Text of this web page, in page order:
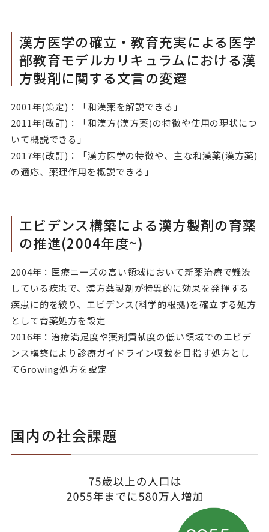
漢方医学の確立・教育充実による医学
部教育モデルカリキュラムにおける漢
方製剤に関する文言の変遷
2001年(策定)：「和漢薬を解説できる」
2011年(改訂)：「和漢方(漢方薬)の特徴や使用の現状につ
いて概説できる」
2017年(改訂)：「漢方医学の特徴や、主な和漢薬(漢方薬)
の適応、薬理作用を概説できる」
エビデンス構築による漢方製剤の育薬
の推進(2004年度~)
2004年：医療ニーズの高い領域において新薬治療で難渋
している疾患で、漢方薬製剤が特異的に効果を発揮する
疾患に的を絞り、エビデンス(科学的根拠)を確立する処方
として育薬処方を設定
2016年：治療満足度や薬剤貢献度の低い領域でのエビデ
ンス構築により診療ガイドライン収載を目指す処方とし
てGrowing処方を設定
国内の社会課題